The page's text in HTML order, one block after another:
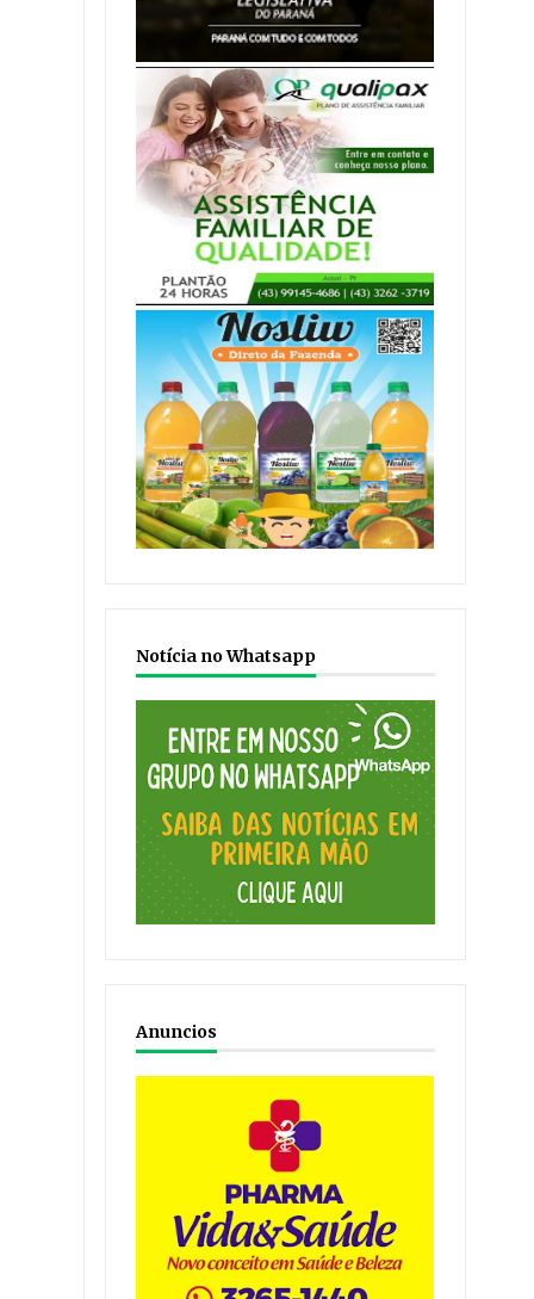
Notícia no Whatsapp
Anuncios